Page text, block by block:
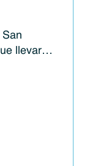
llevará a